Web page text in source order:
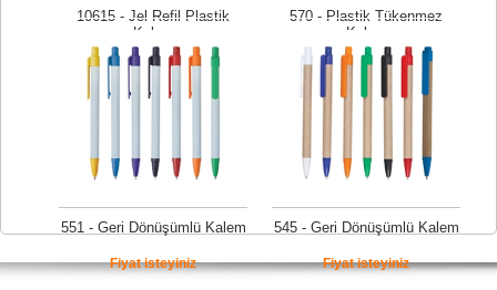
10615 - Jel Refil Plastik
Kalem
Fiyat isteyiniz
570 - Plastik Tükenmez
Kalem
Fiyat isteyiniz
551 - Geri Dönüşümlü Kalem
Fiyat isteyiniz
545 - Geri Dönüşümlü Kalem
Fiyat isteyiniz